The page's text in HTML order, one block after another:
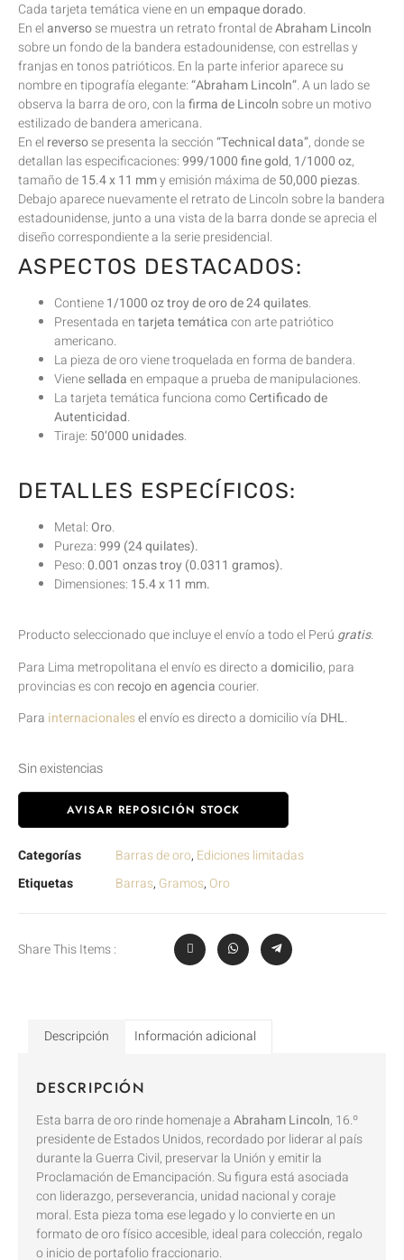
Cada tarjeta temática viene en unempaque dorado.
En el anversose muestra un retrato frontal deAbraham Lincoln
sobre un fondo de la bandera estadounidense, con estrellas y
franjas en tonos patrióticos. En la parte inferior aparece su
nombre en tipografía elegante:“Abraham Lincoln”. A un lado se
observa la barra de oro, con lafirma de Lincoln sobre un motivo
estilizado de bandera americana.
En el reversose presenta la sección“Technical data”, donde se
detallan las especificaciones:999/1000 fine gold, 1/1000 oz,
tamaño de15.4 x 11 mmy emisión máxima de50,000 piezas.
Debajo aparece nuevamente el retrato de Lincoln sobre la bandera
estadounidense, junto a una vista de la barra donde se aprecia el
diseño correspondiente a la serie presidencial.
ASPECTOS DESTACADOS:
Contiene1/1000 oz troy de oro de 24 quilates.
Presentada entarjeta temáticacon arte patriótico
americano.
La pieza de oro viene troquelada en forma de bandera.
Vieneselladaen empaque a prueba de manipulaciones.
La tarjeta temática funciona comoCertificado de
Autenticidad.
Tiraje: 50’000 unidades.
DETALLES ESPECÍFICOS:
Metal: Oro.
Pureza:999 (24 quilates).
Peso:0.001 onzas troy (0.0311 gramos).
Dimensiones: 15.4 x 11 mm.
Producto seleccionado que incluye el envío a todo el Perú gratis.
Para Lima metropolitana el envío es directo adomicilio, para
provincias es con recojo en agenciacourier.
Para internacionalesel envío es directo a domicilio vía DHL.
Sin existencias
AVISAR REPOSICIÓN STOCK
Categorías Barras de oro, Ediciones limitadas
Etiquetas
Barras, Gramos, Oro
Share This Items :
Descripción Información adicional
DESCRIPCIÓN
Esta barra de oro rinde homenaje aAbraham Lincoln, 16.º
presidente de Estados Unidos, recordado por liderar al país
durante la Guerra Civil, preservar la Unión y emitir la
Proclamación de Emancipación. Su figura está asociada
con liderazgo, perseverancia, unidad nacional y coraje
moral. Esta pieza toma ese legado y lo convierte en un
formato de oro físico accesible, ideal para colección, regalo
o inicio de portafolio fraccionario.